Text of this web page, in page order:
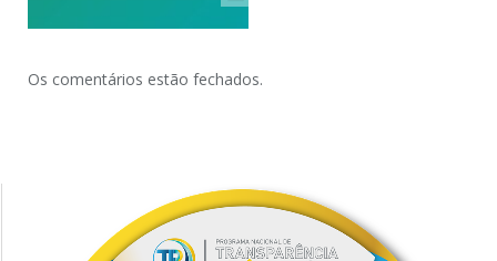
Os comentários estão fechados.